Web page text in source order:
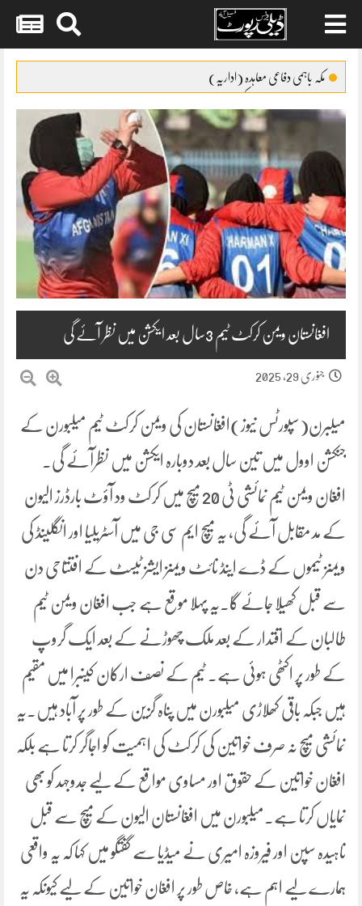
contentمکہ باہمی دفاعی معاہدہ (اداریہ)
اشیاء خورد و نوش کی قیمتوں میں اضافہ عوام پریشان
تین بری طاقتوں کا یکجا ہونا امت مسلمہ کیلئے خوشخبری ہے
افغانستان ویمن کرکٹ ٹیم 3سال بعد ایکشن میں نظر آئے گی
جنوری 29, 2025
میلبرن(سپورٹس نیوز)افغانستان کی ویمن کرکٹ ٹیم میلبورن کے
جنکشن اوول میں تین سال بعد دوبارہ ایکشن میں نظرآئے گی۔
افغان ویمن ٹیم نمائشی ٹی 20 میچ میں کرکٹ ود آؤٹ بارڈرز الیون
کے مد مقابل آئے گی، یہ میچ ایم سی جی میں آسٹریلیا اور انگلینڈ کی
ویمنز ٹیموں کے ڈے اینڈ نائٹ ویمنز ایشز ٹیسٹ کے افتتاحی دن
سے قبل کھیلا جائے گا۔یہ پہلا موقع ہے جب افغان ویمن ٹیم
طالبان کے اقتدار کے بعد ملک چھوڑنے کے بعد ایک گروپ
کے طور پر اکٹھی ہوئی ہے۔ ٹیم کے نصف ارکان کینبرا میں مقیم
ہیں جبکہ باقی کھلاڑی میلبورن میں پناہ گزین کے طور پر آباد ہیں۔یہ
نمائشی میچ نہ صرف خواتین کی کرکٹ کی اہمیت کو اجاگر کرتا ہے بلکہ
افغان خواتین کے حقوق اور مساوی مواقع کے لیے جدوجہد کو بھی
نمایاں کرتا ہے۔میلبورن میں افغانستان الیون کے میچ سے قبل
ناہیدہ سپن اور فیروزہ امیری نے میڈیا سے گفتگو میں کہا کہ یہ واقعی
ہمارے لیے اہم ہے، خاص طور پر افغان خواتین کے لیے کیونکہ یہ